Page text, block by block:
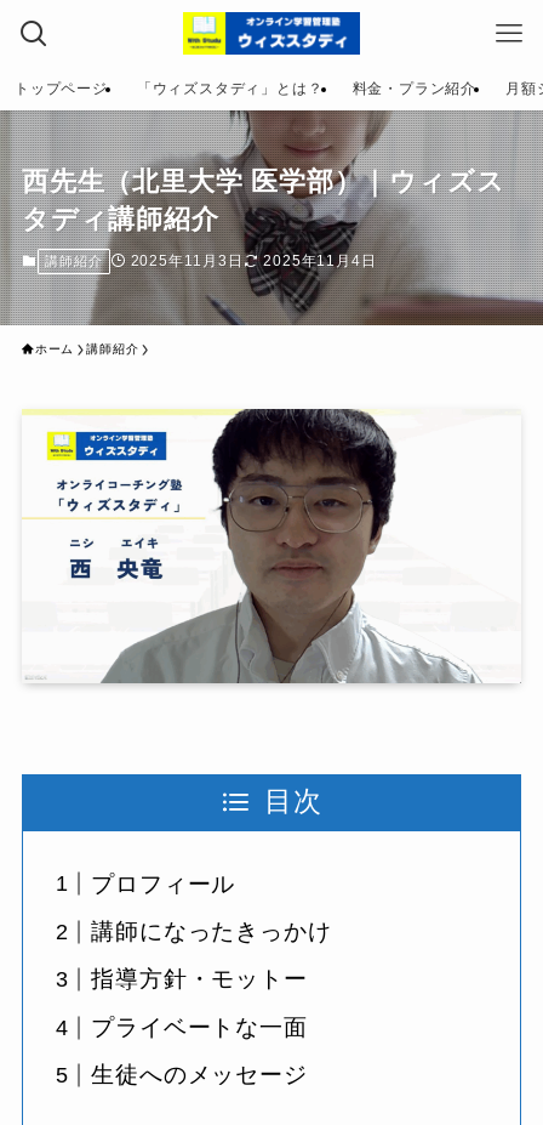
トップページ 「ウィズスタディ」とは？ 料金・プラン紹介 月額
西先生（北里大学 医学部）｜ウィズス
タディ講師紹介
講師紹介 2025年11月3日 2025年11月4日
ホーム 講師紹介
目次
プロフィール
講師になったきっかけ
指導方針・モットー
プライベートな一面
生徒へのメッセージ